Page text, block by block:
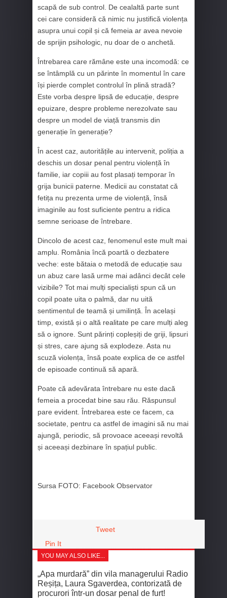
scapă de sub control. De cealaltă parte sunt
cei care consideră că nimic nu justifică violența
asupra unui copil și că femeia ar avea nevoie
de sprijin psihologic, nu doar de o anchetă.
Întrebarea care rămâne este una incomodă: ce
se întâmplă cu un părinte în momentul în care
își pierde complet controlul în plină stradă?
Este vorba despre lipsă de educație, despre
epuizare, despre probleme nerezolvate sau
despre un model de viață transmis din
generație în generație?
În acest caz, autoritățile au intervenit, poliția a
deschis un dosar penal pentru violență în
familie, iar copiii au fost plasați temporar în
grija bunicii paterne. Medicii au constatat că
fetița nu prezenta urme de violență, însă
imaginile au fost suficiente pentru a ridica
semne serioase de întrebare.
Dincolo de acest caz, fenomenul este mult mai
amplu. România încă poartă o dezbatere
veche: este bătaia o metodă de educație sau
un abuz care lasă urme mai adânci decât cele
vizibile? Tot mai mulți specialiști spun că un
copil poate uita o palmă, dar nu uită
sentimentul de teamă și umilință. În același
timp, există și o altă realitate pe care mulți aleg
să o ignore. Sunt părinți copleșiți de griji, lipsuri
și stres, care ajung să explodeze. Asta nu
scuză violența, însă poate explica de ce astfel
de episoade continuă să apară.
Poate că adevărata întrebare nu este dacă
femeia a procedat bine sau rău. Răspunsul
pare evident. Întrebarea este ce facem, ca
societate, pentru ca astfel de imagini să nu mai
ajungă, periodic, să provoace aceeași revoltă
și aceeași dezbinare în spațiul public.
Sursa FOTO: Facebook Observator
Tweet
Pin It
YOU MAY ALSO LIKE...
„Apa murdară” din vila managerului Radio
Reșița, Laura Sgaverdea, contorizată de
procurori într-un dosar penal de furt!